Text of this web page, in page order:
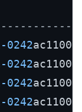
-0242
-0242
-0242
-0242